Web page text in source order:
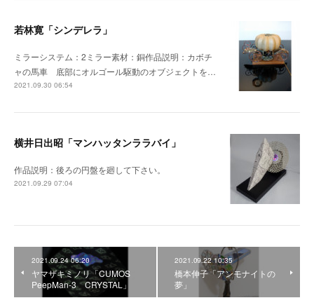
若林寛「シンデレラ」
ミラーシステム：2ミラー素材：銅作品説明：カボチ
ャの馬車 底部にオルゴール駆動のオブジェクトを…
2021.09.30 06:54
横井日出昭「マンハッタンララバイ」
作品説明：後ろの円盤を廻して下さい。
2021.09.29 07:04
2021.09.24 06:20
ヤマザキミノリ「CUMOS
PeepMan-3 CRYSTAL」
2021.09.22 10:35
橋本伸子「アンモナイトの
夢」